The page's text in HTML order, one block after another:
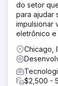
do setor
para ajudar
impulsionar
eletrônico e
Chicago,
$2,500 -